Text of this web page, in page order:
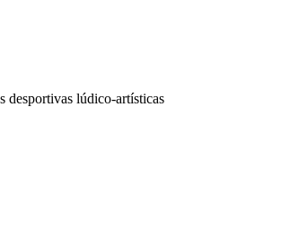
desportivas lúdico-artísticas